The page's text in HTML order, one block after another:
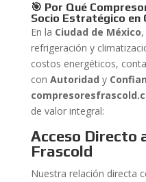
🎯 Por Qué
Socio Estratégico en
En la Ciudad de México
refrigeración y
costos energéticos,
con Autoridad y
de valor integral:
Acceso Directo
Frascold
Nuestra relación directa